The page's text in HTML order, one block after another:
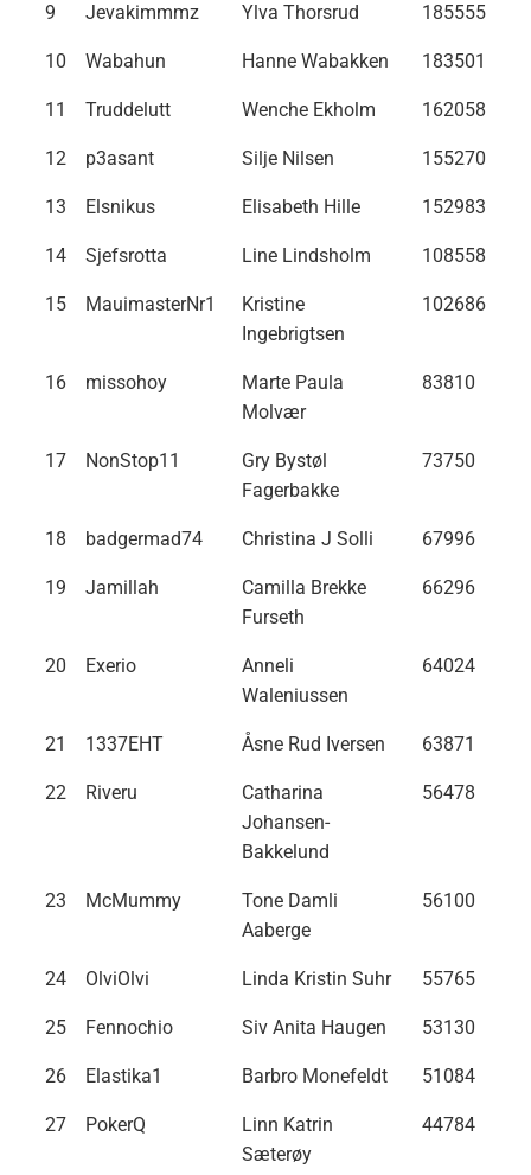
9 Jevakimmmz Ylva Thorsrud 185555
10 Wabahun Hanne Wabakken 183501
11 Truddelutt Wenche Ekholm 162058
12 p3asant Silje Nilsen 155270
13 Elsnikus Elisabeth Hille 152983
14 Sjefsrotta Line Lindsholm 108558
15 MauimasterNr1
Kristine
Ingebrigtsen
102686
16 missohoy
Marte Paula
Molvær
83810
17 NonStop11
Gry Bystøl
Fagerbakke
73750
18 badgermad74 Christina J Solli 67996
19 Jamillah
Camilla Brekke
Furseth
66296
20 Exerio
Anneli
Waleniussen
64024
21 1337EHT Åsne Rud Iversen 63871
22 Riveru
Catharina
Johansen-
Bakkelund
56478
23 McMummy
Tone Damli
Aaberge
56100
24 OlviOlvi Linda Kristin Suhr 55765
25 Fennochio Siv Anita Haugen 53130
26 Elastika1 Barbro Monefeldt 51084
27 PokerQ
Linn Katrin
Sæterøy
44784